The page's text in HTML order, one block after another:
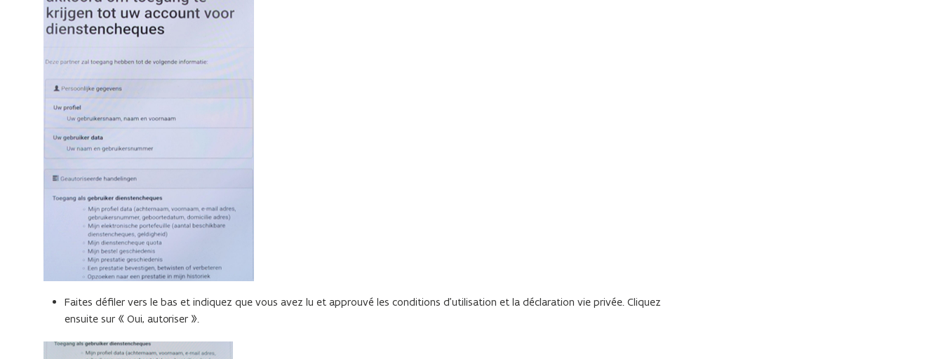
Faites défiler vers le bas et indiquez que vous avez lu et approuvé les conditions d'utilisation et la déclaration vie privée. Cliquez
ensuite sur « Oui, autoriser ».